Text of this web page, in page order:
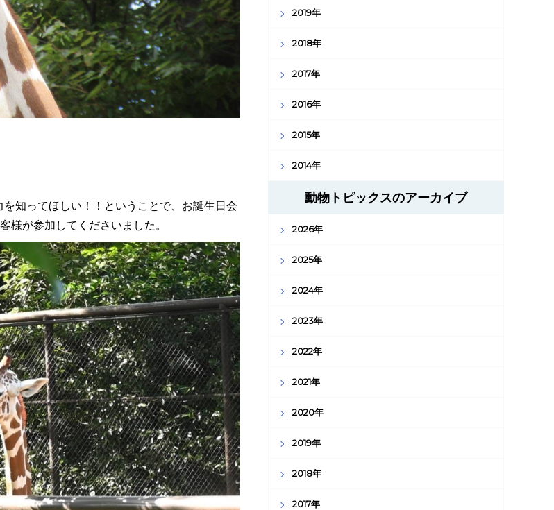
知ってほしい！！ということで、お誕生日会
様が参加してくださいました。
2019年
2018年
2017年
2016年
2015年
2014年
動物トピックスのアーカイブ
2026年
2025年
2024年
2023年
2022年
2021年
2020年
2019年
2018年
2017年